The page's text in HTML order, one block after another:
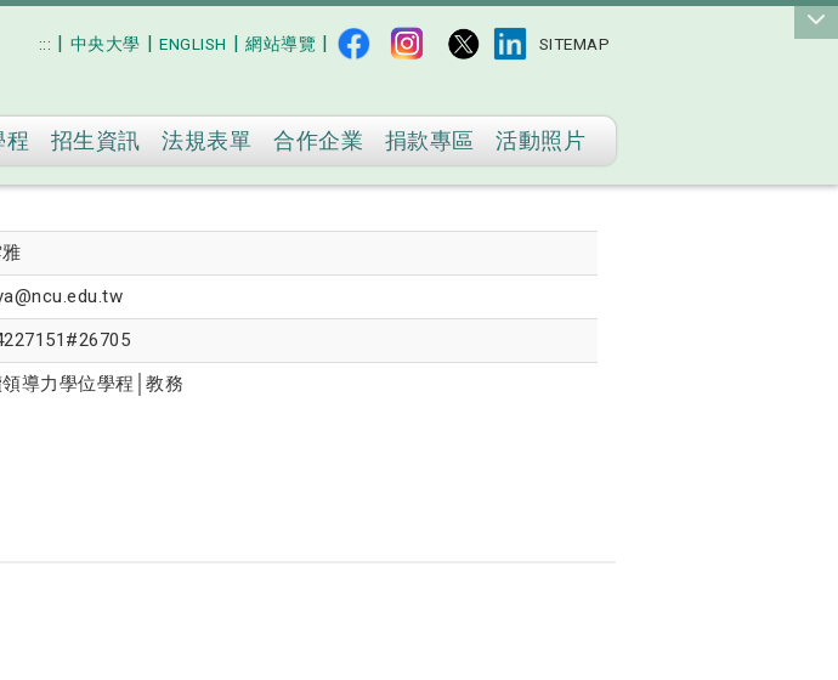
::: | 中央大學 | ENGLISH | 網站導覽 | SITEMAP
要內容
程 招生資訊 法規表單 合作企業 捐款專區 活動照片
導力學位學程│教務